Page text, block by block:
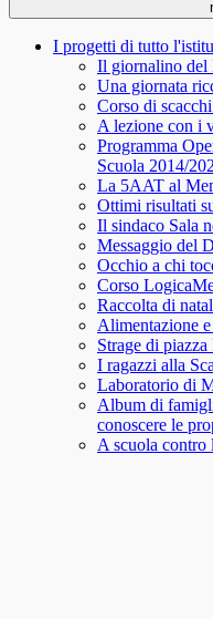
I progetti di tutto
Il giornalino del
Una giornata
Corso di
A lezione con i
Programma
Scuola 2014/
La 5AAT al
Ottimi risultati
Il sindaco Sala
Messaggio del
Occhio a chi
Corso
Raccolta di
Alimentazione
Strage di piazza
I ragazzi alla
Laboratorio di
Album di
conoscere le
A scuola contro